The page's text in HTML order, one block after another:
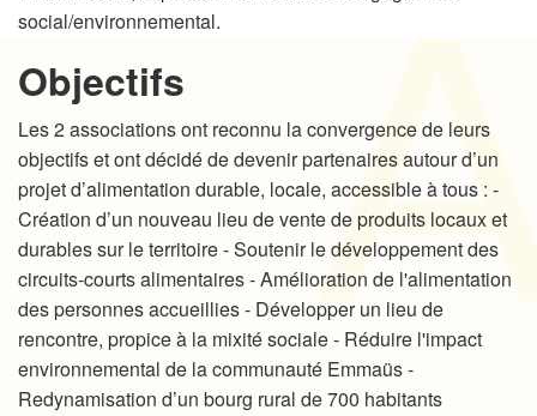
social/environnemental.
Objectifs
Les 2 associations ont reconnu la convergence de leurs
objectifs et ont décidé de devenir partenaires autour d’un
projet d’alimentation durable, locale, accessible à tous : -
Création d’un nouveau lieu de vente de produits locaux et
durables sur le territoire - Soutenir le développement des
circuits-courts alimentaires - Amélioration de l'alimentation
des personnes accueillies - Développer un lieu de
rencontre, propice à la mixité sociale - Réduire l'impact
environnemental de la communauté Emmaüs -
Redynamisation d’un bourg rural de 700 habitants